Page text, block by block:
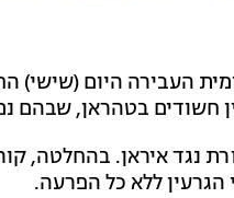
העבירה היום (שישי)
חשודים בטהראן, שבהם
שסבא"א מותחת ביקורת נגד איראן.
ללא כל הפרעה.